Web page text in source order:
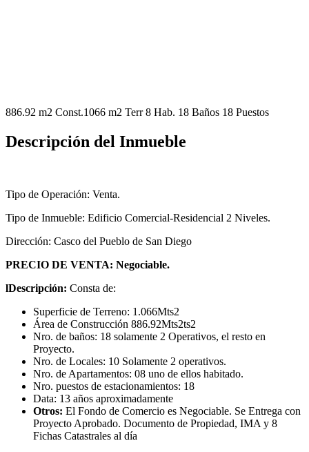
886.92 m2 Const.1066 m2 Terr 8 Hab. 18 Baños 18 Puestos
Descripción del Inmueble
Tipo de Operación: Venta.
Tipo de Inmueble: Edificio Comercial-Residencial 2 Niveles.
Dirección: Casco del Pueblo de San Diego
PRECIO DE VENTA: Negociable.
lDescripción: Consta de:
Superficie de Terreno: 1.066Mts2
Área de Construcción 886.92Mts2ts2
Nro. de baños: 18 solamente 2 Operativos, el resto en
Proyecto.
Nro. de Locales: 10 Solamente 2 operativos.
Nro. de Apartamentos: 08 uno de ellos habitado.
Nro. puestos de estacionamientos: 18
Data: 13 años aproximadamente
Otros: El Fondo de Comercio es Negociable. Se Entrega con
Proyecto Aprobado. Documento de Propiedad, IMA y 8
Fichas Catastrales al día